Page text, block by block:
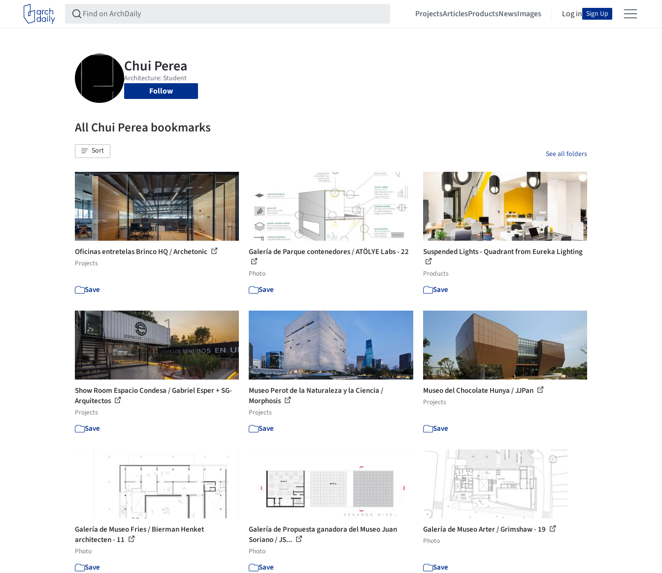
ProjectsArticlesProductsNewsImages Log in Sign Up
Follow
All Chui Perea bookmarks
Sort See all folders
Oficinas entretelas Brinco HQ / Archetonic
Projects
Save
Galería de Parque contenedores / ATÖLYE Labs - 22
Photo
Save
Suspended Lights - Quadrant from Eureka Lighting
Products
Save
Show Room Espacio Condesa / Gabriel Esper + SG-
Arquitectos
Projects
Save
Museo Perot de la Naturaleza y la Ciencia /
Morphosis
Projects
Save
Museo del Chocolate Hunya / JJPan
Projects
Save
Galería de Museo Fries / Bierman Henket
architecten - 11
Photo
Save
Galería de Propuesta ganadora del Museo Juan
Soriano / JS...
Photo
Save
Galería de Museo Arter / Grimshaw - 19
Photo
Save